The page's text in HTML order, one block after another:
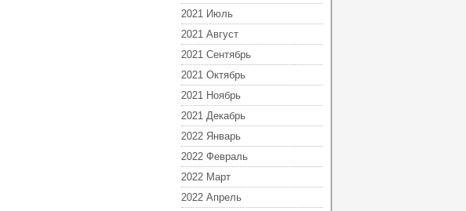
2021 Июль
2021 Август
2021 Сентябрь
2021 Октябрь
2021 Ноябрь
2021 Декабрь
2022 Январь
2022 Февраль
2022 Март
2022 Апрель